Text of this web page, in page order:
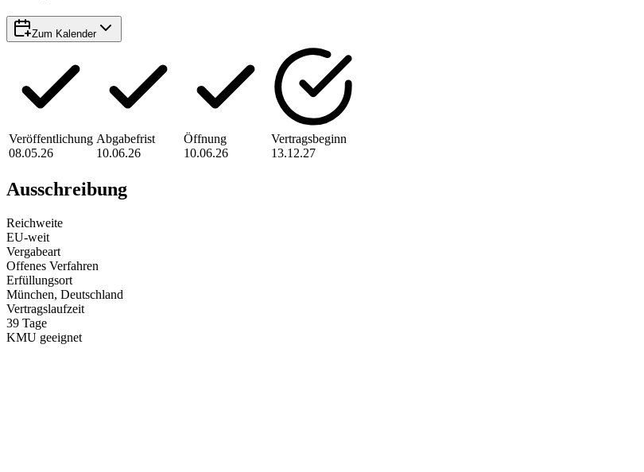
Zum Kalender
Veröffentlichung
08.05.26
Abgabefrist
10.06.26
Öffnung
10.06.26
Vertragsbeginn
13.12.27
Ausschreibung
Reichweite
EU-weit
Vergabeart
Offenes Verfahren
Erfüllungsort
München, Deutschland
Vertragslaufzeit
39 Tage
KMU geeignet